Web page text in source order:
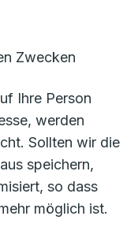
Zwecken
Ihre Person
werden
Sollten wir die
speichern,
so dass
möglich ist.